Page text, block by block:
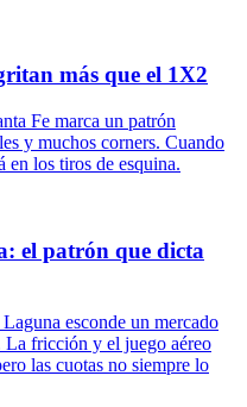
más que el 1X2
Fe marca un patrón
y muchos corners. Cuando
en los tiros de esquina.
el patrón que dicta
esconde un mercado
La fricción y el juego aéreo
las cuotas no siempre lo